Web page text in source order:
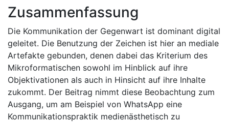
Zusammenfassung
Die Kommunikation der Gegenwart ist dominant digital
geleitet. Die Benutzung der Zeichen ist hier an mediale
Artefakte gebunden, denen dabei das Kriterium des
Mikroformatischen sowohl im Hinblick auf ihre
Objektivationen als auch in Hinsicht auf ihre Inhalte
zukommt. Der Beitrag nimmt diese Beobachtung zum
Ausgang, um am Beispiel von WhatsApp eine
Kommunikationspraktik medienästhetisch zu